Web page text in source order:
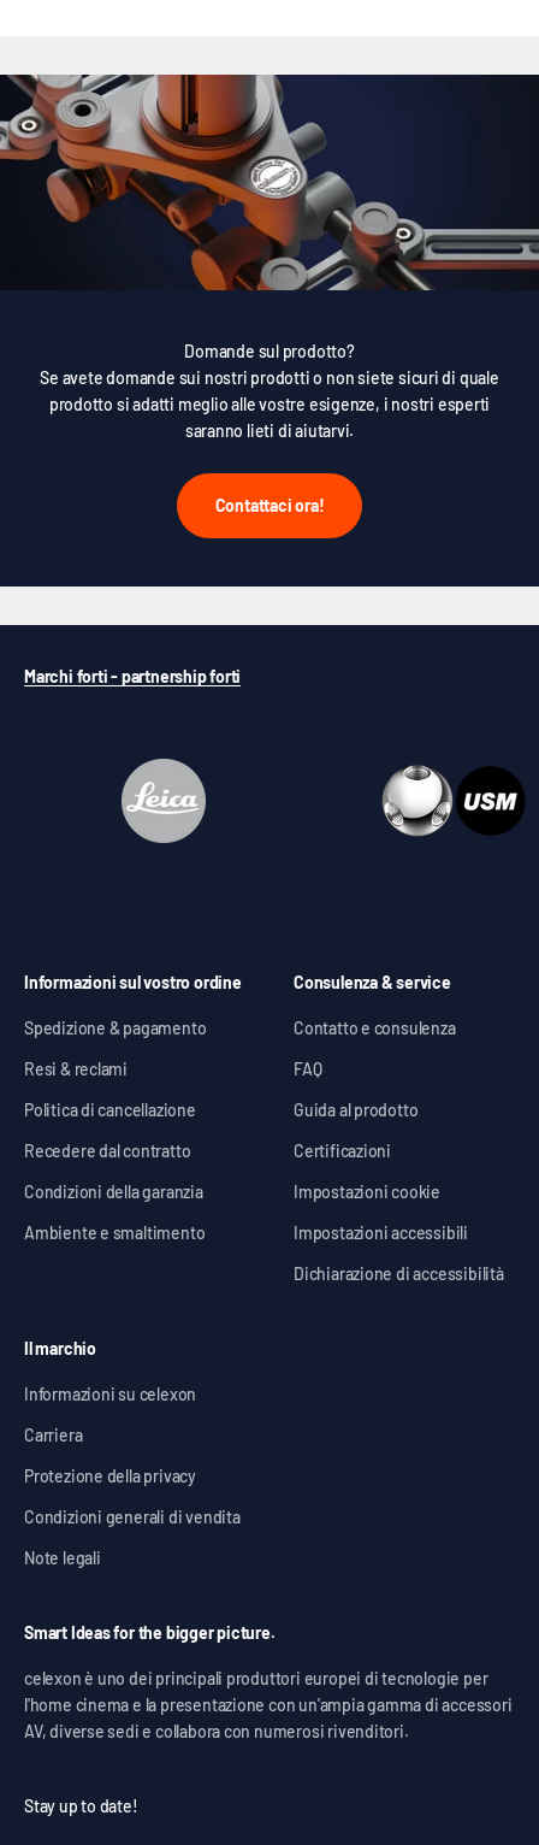
Domande sul prodotto?
Se avete domande sui nostri prodotti o non siete sicuri di quale
prodotto si adatti meglio alle vostre esigenze, i nostri esperti
saranno lieti di aiutarvi.
Contattaci ora!
Marchi forti - partnership forti
Informazioni sul vostro ordine
Spedizione & pagamento
Resi & reclami
Politica di cancellazione
Recedere dal contratto
Condizioni della garanzia
Ambiente e smaltimento
Consulenza & service
Contatto e consulenza
FAQ
Guida al prodotto
Certificazioni
Impostazioni cookie
Impostazioni accessibili
Dichiarazione di accessibilità
Il marchio
Informazioni su celexon
Carriera
Protezione della privacy
Condizioni generali di vendita
Note legali
Smart Ideas for the bigger picture.
celexon è uno dei principali produttori europei di tecnologie per
l'home cinema e la presentazione con un'ampia gamma di accessori
AV, diverse sedi e collabora con numerosi rivenditori.
Stay up to date!